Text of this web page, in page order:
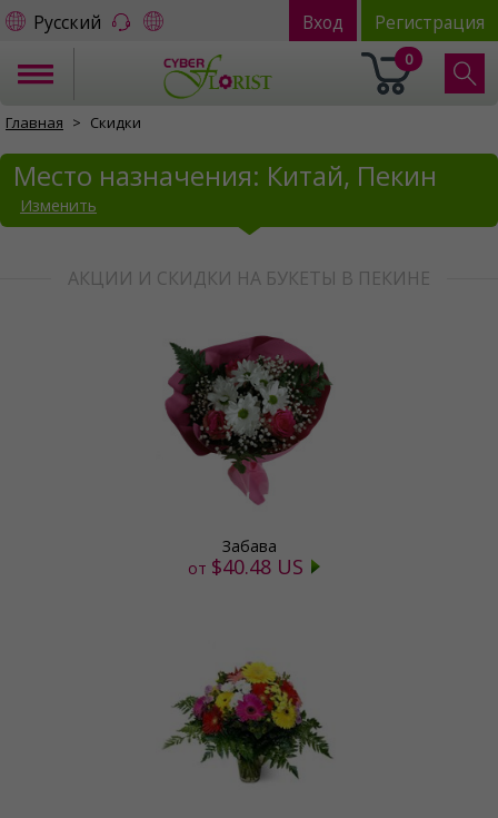
Русский Вход Регистрация
0
Главная Скидки
Место назначения: Китай, Пекин
Изменить
АКЦИИ И СКИДКИ НА БУКЕТЫ В ПЕКИНЕ
Забава
от $40.48 US